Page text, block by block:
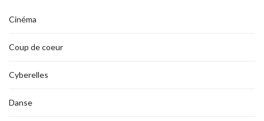
Cinéma
Coup de coeur
Cyberelles
Danse